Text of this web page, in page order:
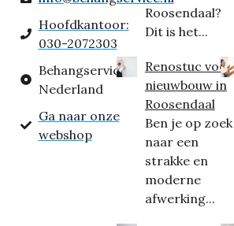
Hoofdkantoor:
030-2072303
Behangservice
Nederland
Ga naar onze
webshop
Roosendaal?
Dit is het...
Renostuc voor
nieuwbouw in
Roosendaal
Ben je op zoek
naar een
strakke en
moderne
afwerking...